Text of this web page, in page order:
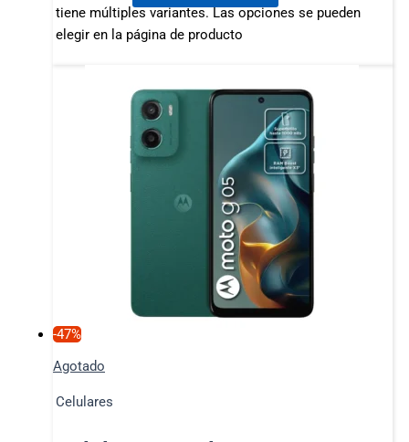
tiene múltiples variantes. Las opciones se pueden
elegir en la página de producto
-47%
Agotado
Celulares